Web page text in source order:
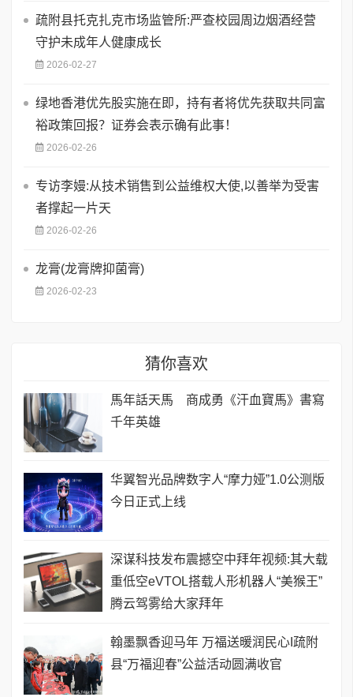
疏附县托克扎克市场监管所:严查校园周边烟酒经营
守护未成年人健康成长
2026-02-27
绿地香港优先股实施在即，持有者将优先获取共同富
裕政策回报？证券会表示确有此事！
2026-02-26
专访李嫚:从技术销售到公益维权大使,以善举为受害
者撑起一片天
2026-02-26
龙膏(龙膏牌抑菌膏)
2026-02-23
猜你喜欢
馬年話天馬 商成勇《汗血寶馬》書寫
千年英雄
华翼智光品牌数字人“摩力娅”1.0公测版
今日正式上线
深谋科技发布震撼空中拜年视频:其大载
重低空eVTOL搭载人形机器人“美猴王”
腾云驾雾给大家拜年
翰墨飘香迎马年 万福送暖润民心I疏附
县“万福迎春”公益活动圆满收官